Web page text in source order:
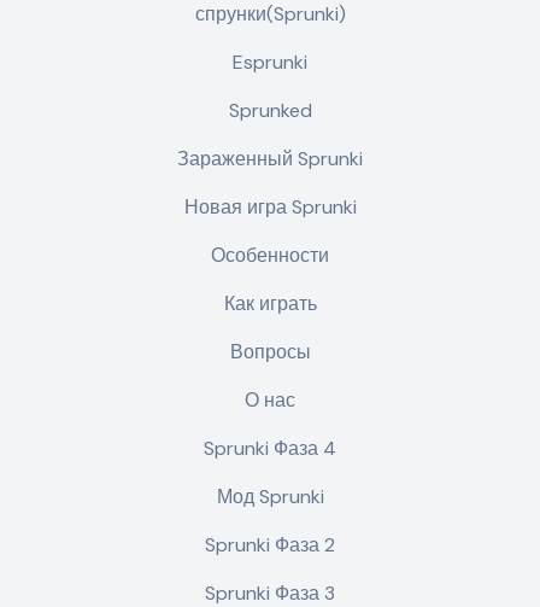
спрунки(Sprunki)
Esprunki
Sprunked
Зараженный Sprunki
Новая игра Sprunki
Особенности
Как играть
Вопросы
О нас
Sprunki Фаза 4
Мод Sprunki
Sprunki Фаза 2
Sprunki Фаза 3